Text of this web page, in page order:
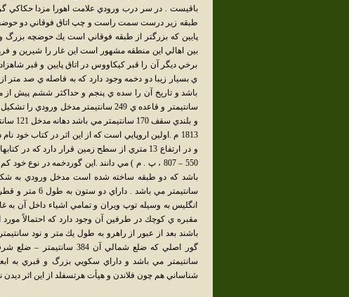
باقيست . در سر درب ورودي علامت اهورا مزدا حكاكي
طبقه زير درست سمت راست و چپ اتاق فوقاني دو
پايين كه بزرگتر از طبقه فوقاني است يك حوضچه
بين اهالي اين منطقه مشهور است اين غار را شيرين و
برخي ديگر آن را قبر كيكاووس در اتاق پايين و قبر
ي بسيار زيبا دو دخمه وجود دارد كه به فاصله ي صد متر
و در ارتفاع 13 متري از سطح زمين قرار دارد
550 – 807 ، پ . م ) مي دانند .اين گوردخمه در
انگليس به وسيله توپ ويران و تمامي اشياء داخل آن
مقبره ي كوچك در طرفين آن وجود دارد كه احتمالاً
شناساني هم چون فلاندن و هيأت هرتسفلد از اين اثر ديدن